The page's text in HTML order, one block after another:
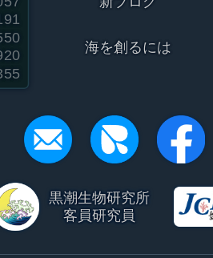
海を創るには
黒潮生物研究所
客員研究員